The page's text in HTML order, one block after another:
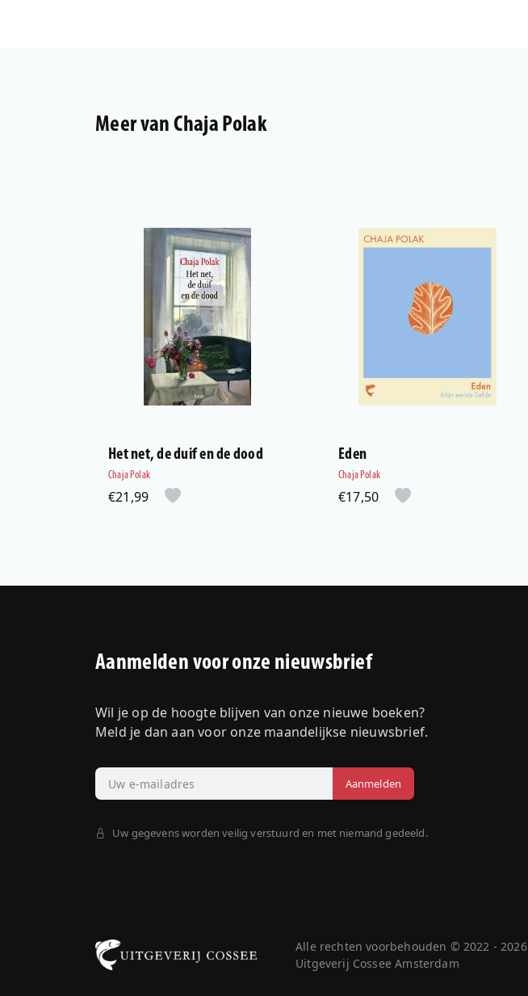
Meer van Chaja Polak
Het net, de duif en de dood
Chaja Polak
€21,99
Eden
Chaja Polak
€17,50
Aanmelden voor onze nieuwsbrief
Wil je op de hoogte blijven van onze nieuwe boeken?
Meld je dan aan voor onze maandelijkse nieuwsbrief.
Uw gegevens worden veilig verstuurd en met niemand gedeeld.
Alle rechten voorbehouden © 2022 - 2026
Uitgeverij Cossee Amsterdam